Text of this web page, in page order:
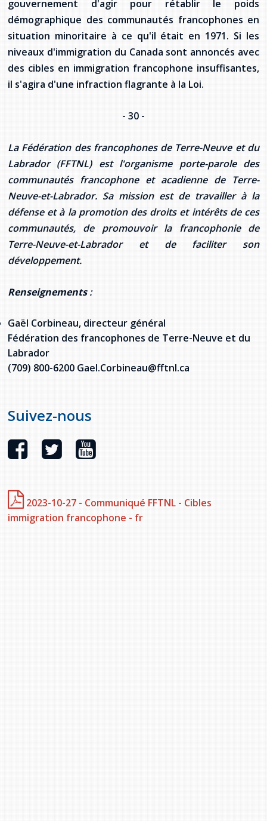
gouvernement d'agir pour rétablir le poids
démographique des communautés francophones en
situation minoritaire à ce qu'il était en 1971. Si les
niveaux d'immigration du Canada sont annoncés avec
des cibles en immigration francophone insuffisantes,
il s'agira d'une infraction flagrante à la Loi.
- 30 -
La Fédération des francophones de Terre-Neuve et du
Labrador (FFTNL) est l'organisme porte-parole des
communautés francophone et acadienne de Terre-
Neuve-et-Labrador. Sa mission est de travailler à la
défense et à la promotion des droits et intérêts de ces
communautés, de promouvoir la francophonie de
Terre-Neuve-et-Labrador et de faciliter son
développement.
Renseignements:
Gaël Corbineau, directeur général
Fédération des francophones de Terre-Neuve et du
Labrador
(709) 800-6200 Gael.Corbineau@fftnl.ca
Suivez-nous
2023-10-27 - Communiqué FFTNL - Cibles
immigration francophone - fr